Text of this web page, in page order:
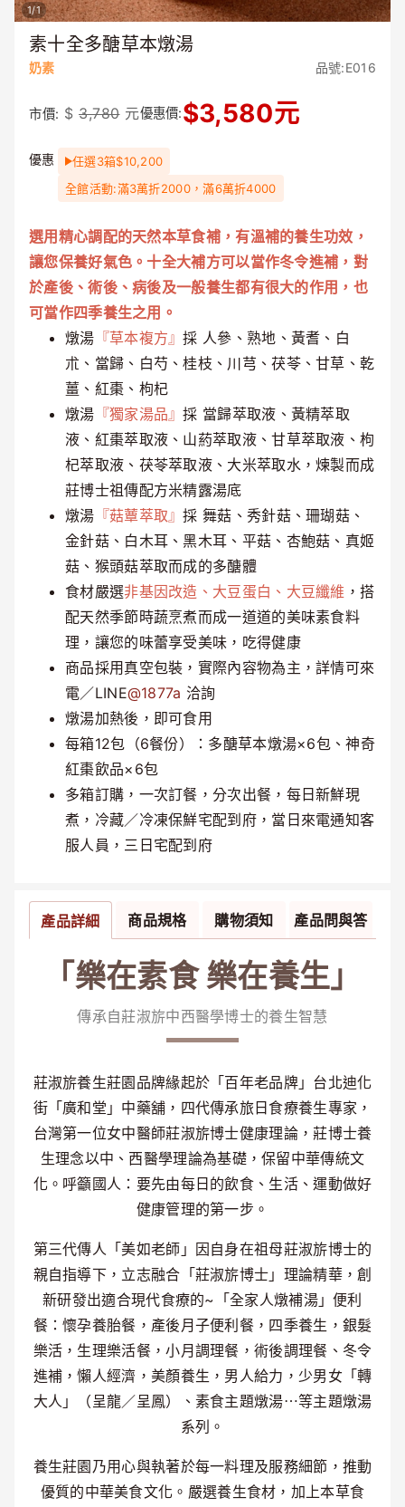
1/1
素十全多醣草本燉湯
奶素 品號:E016
市價: $ 3,780 元優惠價:$3,580元
優惠
任選3箱$10,200
全館活動:滿3萬折2000，滿6萬折4000
選用精心調配的天然本草食補，有溫補的養生功效，
讓您保養好氣色。十全大補方可以當作冬令進補，對
於產後、術後、病後及一般養生都有很大的作用，也
可當作四季養生之用。
燉湯 『草本複方』採 人參、熟地、黃耆、白
朮、當歸、白芍、桂枝、川芎、茯苓、甘草、乾
薑、紅棗、枸杞
燉湯 『獨家湯品』採 當歸萃取液、黃精萃取
液、紅棗萃取液、山葯萃取液、甘草萃取液、枸
杞萃取液、茯苓萃取液、大米萃取水，煉製而成
莊博士祖傳配方米精露湯底
燉湯 『菇蕈萃取』採 舞菇、秀針菇、珊瑚菇、
金針菇、白木耳、黑木耳、平菇、杏鮑菇、真姬
菇、猴頭菇萃取而成的多醣體
食材嚴選非基因改造、大豆蛋白、大豆纖維 ，搭
配天然季節時蔬烹煮而成一道道的美味素食料
理，讓您的味蕾享受美味，吃得健康
商品採用真空包裝，實際內容物為主，詳情可來
電／LINE@1877a 洽詢
燉湯加熱後，即可食用
每箱12包（6餐份）：多醣草本燉湯×6包、神奇
紅棗飲品×6包
多箱訂購，一次訂餐，分次出餐，每日新鮮現
煮，冷藏／冷凍保鮮宅配到府，當日來電通知客
服人員，三日宅配到府
產品詳細 商品規格 購物須知 產品問與答
「樂在素食 樂在養生」
傳承自莊淑旂中西醫學博士的養生智慧
莊淑旂養生莊園品牌緣起於「百年老品牌」台北迪化
街「廣和堂」中藥舖，四代傳承旅日食療養生專家，
台灣第一位女中醫師莊淑旂博士健康理論，莊博士養
生理念以中、西醫學理論為基礎，保留中華傳統文
化。呼籲國人：要先由每日的飲食、生活、運動做好
健康管理的第一步。
第三代傳人「美如老師」因自身在祖母莊淑旂博士的
親自指導下，立志融合「莊淑旂博士」理論精華，創
新研發出適合現代食療的~「全家人燉補湯」便利
餐：懷孕養胎餐，產後月子便利餐，四季養生，銀髮
樂活，生理樂活餐，小月調理餐，術後調理餐、冬令
進補，懶人經濟，美顏養生，男人給力，少男女「轉
大人」（呈龍／呈鳳）、素食主題燉湯⋯等主題燉湯
系列。
養生莊園乃用心與執著於每一料理及服務細節，推動
優質的中華美食文化。嚴選養生食材，加上本草食